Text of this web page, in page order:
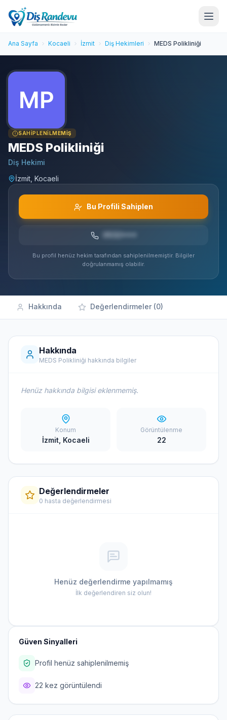
Ana Sayfa Kocaeli İzmit Diş Hekimleri MEDS Polikliniği
SAHIPLENILMEMIŞ
MEDS Polikliniği
Diş Hekimi
İzmit, Kocaeli
Bu Profili Sahiplen
Bu profil henüz hekim tarafından sahiplenilmemiştir. Bilgiler
doğrulanmamış olabilir.
Hakkında Değerlendirmeler (0)
Hakkında
MEDS Polikliniği hakkında bilgiler
Henüz hakkında bilgisi eklenmemiş.
Konum
İzmit, Kocaeli
Görüntülenme
22
Değerlendirmeler
0 hasta değerlendirmesi
Henüz değerlendirme yapılmamış
İlk değerlendiren siz olun!
Güven Sinyalleri
Profil henüz sahiplenilmemiş
22 kez görüntülendi